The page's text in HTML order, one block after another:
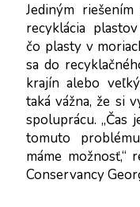
Jediným
recyklácia
čo plasty v
sa do
krajín alebo
taká vážna, že si
spoluprácu. „Čas
tomuto
máme možnosť,“
Conservancy